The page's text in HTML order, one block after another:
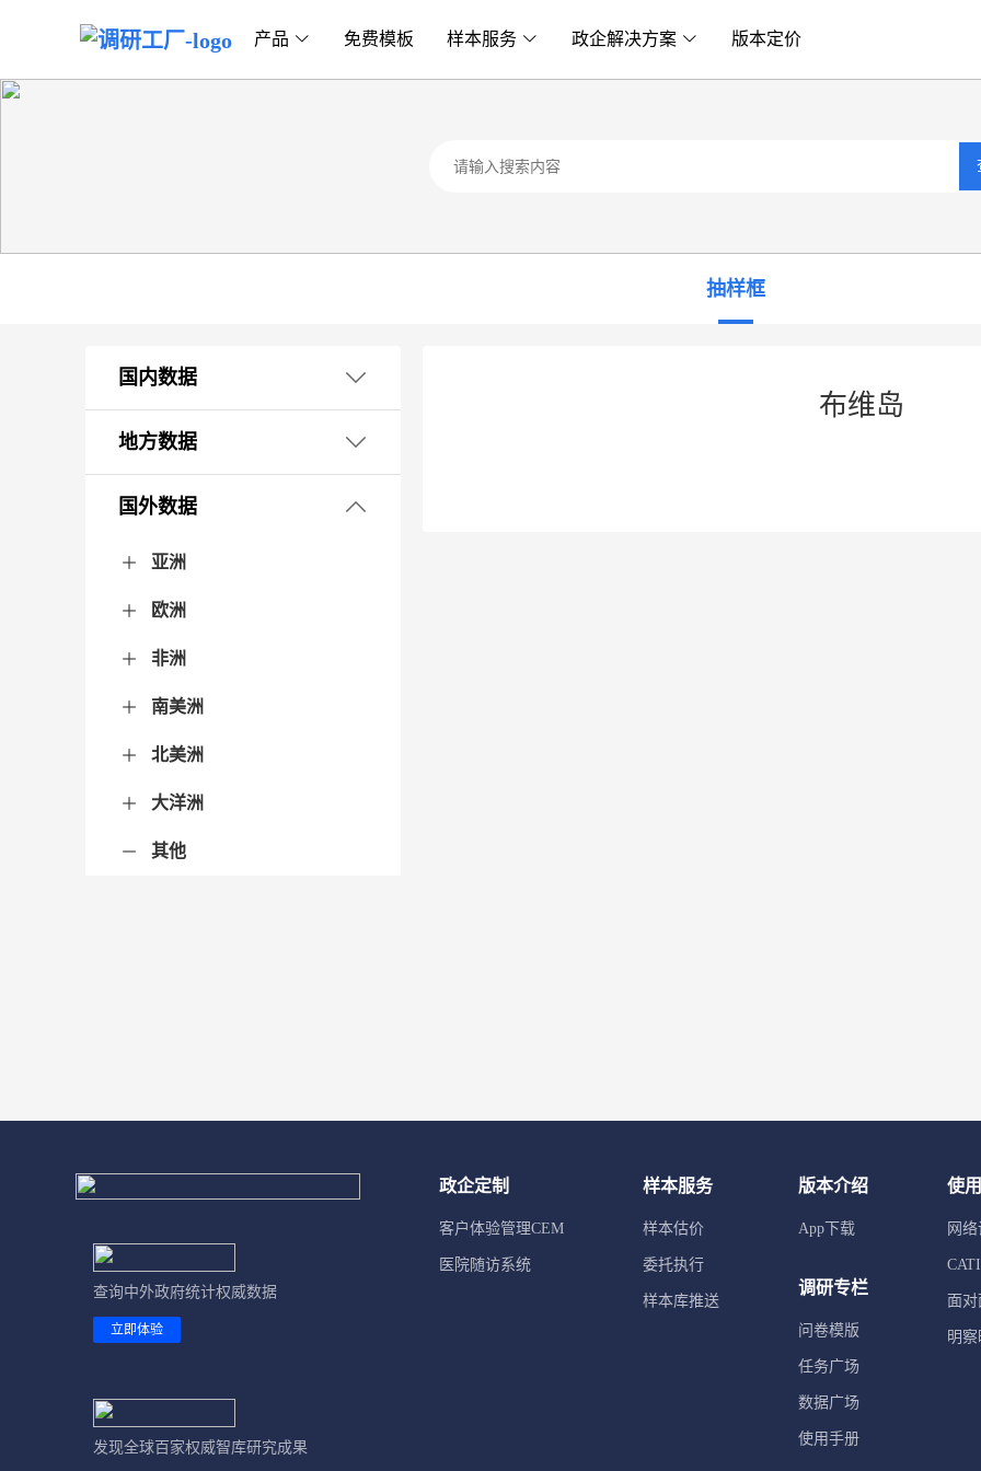
产品 免费模板 样本服务 政企解决方案 版本定价
抽样框
国内数据
1. 国民经济核算
2. 外贸海关
17. 房地产
19. 科技
20. 文化体育
21. 卫生社会服务
22. 公共管理
地方数据
东北地区
国外数据
亚洲
阿富汗
阿联酋
阿曼
阿塞拜疆
巴基斯坦
巴勒斯坦
巴林
不丹
朝鲜
东帝汶
菲律宾
哈萨克斯坦
韩国
吉尔吉斯斯坦
柬埔寨
卡塔尔
科威特
老挝
黎巴嫩
马尔代夫
马来西亚
蒙古
孟加拉国
缅甸
尼泊尔
格鲁吉亚
日本
沙特阿拉伯
斯里兰卡
塔吉克斯坦
泰国
土耳其
土库曼斯坦
文莱
乌兹别克斯坦
新加坡
叙利亚
亚美尼亚
也门
伊拉克
伊朗
以色列
印度
印度尼西亚
约旦
越南
中国
欧洲
阿尔巴尼亚
爱尔兰
爱沙尼亚
安道尔
奥地利
白俄罗斯
保加利亚
比利时
冰岛
波兰
波黑
丹麦
德国
俄罗斯
法国
梵蒂冈
芬兰
西撒哈拉
荷兰
捷克
克罗地亚
拉脱维亚
立陶宛
列支敦士登
卢森堡
罗马尼亚
马耳他
北马其顿
希腊
摩尔多瓦
摩纳哥
挪威
葡萄牙
瑞典
瑞士
塞尔维亚
塞浦路斯
圣马力诺
斯洛伐克
斯洛文尼亚
乌克兰
西班牙
匈牙利
意大利
英国
黑山
非洲
阿尔及利亚
埃及
埃塞俄比亚
安哥拉
贝宁
博茨瓦纳
布基纳法索
布隆迪
多哥
厄立特里亚
佛得角
赤道几内亚
冈比亚
刚果（布）
民主刚果（金）
吉布提
几内亚
几内亚比绍
加纳
加蓬
津巴布韦
喀麦隆
科摩罗
科特迪瓦
肯尼亚
莱索托
利比里亚
利比亚
卢旺达
马达加斯加
马拉维
马里
毛里求斯
毛里塔尼亚
摩洛哥
莫桑比克
纳米比亚
南非
尼日尔
尼日利亚
塞拉利昂
塞内加尔
塞舌尔
圣多美和普林西比
圣赫勒拿
斯威士兰
苏丹
索马里
坦桑尼亚
突尼斯
乌干达
赞比亚
乍得
中非
南苏丹
南美洲
阿根廷
巴拉圭
巴西
玻利维亚
厄瓜多尔
哥伦比亚
圭亚那
秘鲁
苏里南
委内瑞拉
乌拉圭
智利
北美洲
阿鲁巴
安提瓜和巴布达
巴巴多斯
巴哈马
巴拿马
伯利兹
多米尼克
多米尼加
哥斯达黎加
格林纳达
古巴
海地
荷属安地列斯
洪都拉斯
加拿大
美国
蒙特塞拉特
墨西哥
尼加拉瓜
萨尔瓦多
圣基茨和尼维斯
圣卢西亚
圣文森特和格林纳丁斯
特立尼达和多巴哥
危地马拉
牙买加
大洋洲
澳大利亚
巴布亚新几内亚
斐济
基里巴斯
库克群岛
马绍尔群岛
密克罗尼西亚
瑙鲁
纽埃
帕劳
萨摩亚
所罗门群岛
汤加
图瓦卢
瓦努阿图
新西兰
其他
法属波利尼西亚
格陵兰岛
布维岛
查询中外政府统计权威数据
立即体验
发现全球百家权威智库研究成果
政企定制
客户体验管理CEM
医院随访系统
样本服务
样本估价
委托执行
样本库推送
版本介绍
App下载
调研专栏
问卷模版
任务广场
数据广场
使用手册
使
网
面对
明察